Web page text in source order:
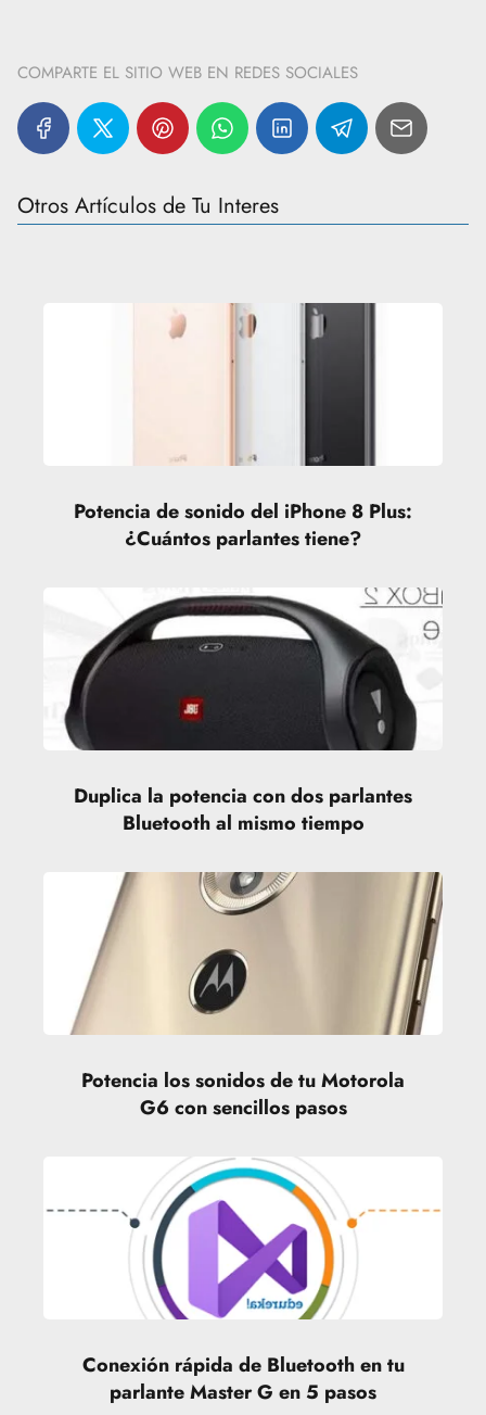
COMPARTE EL SITIO WEB EN REDES SOCIALES
Otros Artículos de Tu Interes
Potencia de sonido del iPhone 8 Plus:
¿Cuántos parlantes tiene?
Duplica la potencia con dos parlantes
Bluetooth al mismo tiempo
Potencia los sonidos de tu Motorola
G6 con sencillos pasos
Conexión rápida de Bluetooth en tu
parlante Master G en 5 pasos